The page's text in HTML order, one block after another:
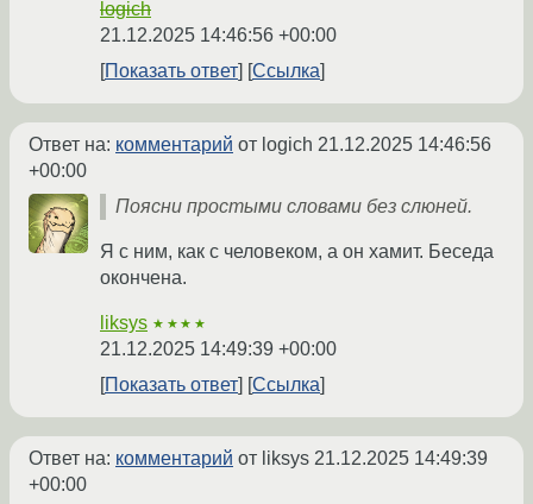
logich
21.12.2025 14:46:56 +00:00
Показать ответ
Ссылка
Ответ на: комментарий от logich 21.12.2025 14:46:56
+00:00
Поясни простыми словами без слюней.
Я с ним, как с человеком, а он хамит. Беседа
окончена.
liksys ★★★★
21.12.2025 14:49:39 +00:00
Показать ответ
Ссылка
Ответ на: комментарий от liksys 21.12.2025 14:49:39
+00:00